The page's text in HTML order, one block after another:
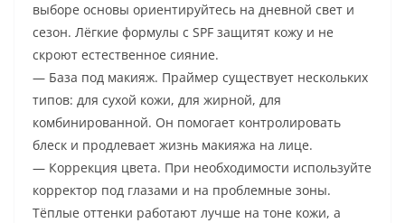
выборе основы ориентируйтесь на дневной свет и
сезон. Лёгкие формулы с SPF защитят кожу и не
скроют естественное сияние.
— База под макияж. Праймер существует нескольких
типов: для сухой кожи, для жирной, для
комбинированной. Он помогает контролировать
блеск и продлевает жизнь макияжа на лице.
— Коррекция цвета. При необходимости используйте
корректор под глазами и на проблемные зоны.
Тёплые оттенки работают лучше на тоне кожи, а